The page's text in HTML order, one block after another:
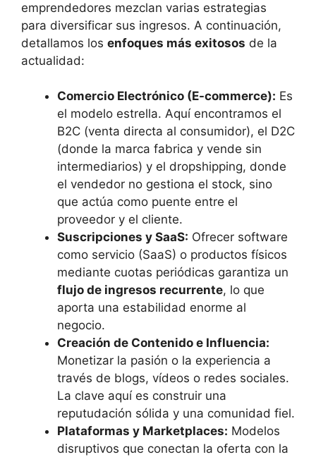
emprendedores mezclan varias estrategias
para diversificar sus ingresos. A continuación,
detallamos los enfoques más exitosos de la
actualidad:
Comercio Electrónico (E-commerce): Es
el modelo estrella. Aquí encontramos el
B2C (venta directa al consumidor), el D2C
(donde la marca fabrica y vende sin
intermediarios) y el dropshipping, donde
el vendedor no gestiona el stock, sino
que actúa como puente entre el
proveedor y el cliente.
Suscripciones y SaaS: Ofrecer software
como servicio (SaaS) o productos físicos
mediante cuotas periódicas garantiza un
flujo de ingresos recurrente, lo que
aporta una estabilidad enorme al
negocio.
Creación de Contenido e Influencia:
Monetizar la pasión o la experiencia a
través de blogs, vídeos o redes sociales.
La clave aquí es construir una
reputudación sólida y una comunidad fiel.
Plataformas y Marketplaces: Modelos
disruptivos que conectan la oferta con la